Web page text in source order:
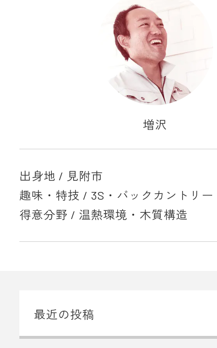
増沢
出身地 / 見附市
趣味・特技 / 3S・バックカントリー
得意分野 / 温熱環境・木質構造
最近の投稿